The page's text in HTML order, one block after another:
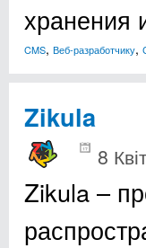
хранения
CMS, Веб-разработчику,
Zikula
8
Zikula –